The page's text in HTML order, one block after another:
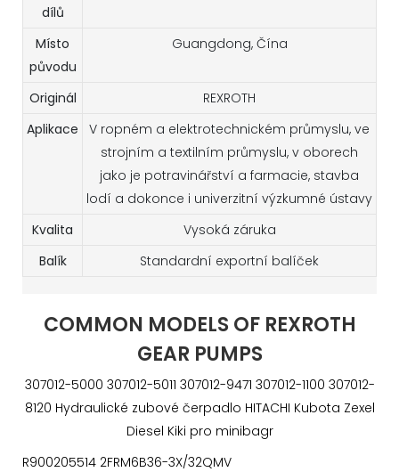
dílů
Místo
původu
Guangdong, Čína
Originál
REXROTH
Aplikace
V ropném a elektrotechnickém průmyslu, ve
strojním a textilním průmyslu, v oborech
jako je potravinářství a farmacie, stavba
lodí a dokonce i univerzitní výzkumné ústavy
Kvalita
Vysoká záruka
Balík
Standardní exportní balíček
COMMON MODELS OF REXROTH
GEAR PUMPS
307012-5000 307012-5011 307012-9471 307012-1100 307012-
8120 Hydraulické zubové čerpadlo HITACHI Kubota Zexel
Diesel Kiki pro minibagr
R900205514 2FRM6B36-3X/32QMV